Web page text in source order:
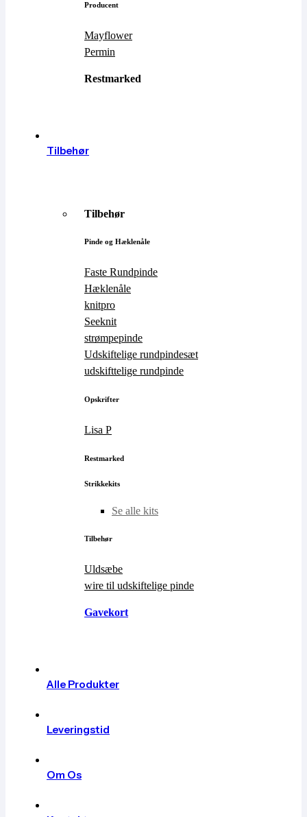
Producent
Mayflower
Permin
Restmarked
Tilbehør
Tilbehør
Pinde og Hæklenåle
Faste Rundpinde
Hæklenåle
knitpro
Seeknit
strømpepinde
Udskiftelige rundpindesæt
udskifttelige rundpinde
Opskrifter
Lisa P
Restmarked
Strikkekits
Se alle kits
Tilbehør
Uldsæbe
wire til udskiftelige pinde
Gavekort
Alle Produkter
Leveringstid
Om Os